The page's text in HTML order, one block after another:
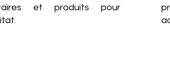
et produits pour